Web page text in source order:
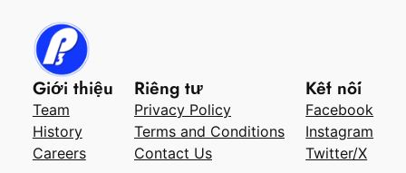
Giới thiệu
Team
History
Careers
Riêng tư
Privacy Policy
Terms and Conditions
Contact Us
Kết nối
Facebook
Instagram
Twitter/X